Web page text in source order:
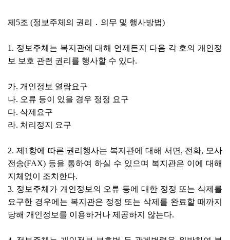
제5조 (정보주체의 권리 ․ 의무 및 행사방법)
1. 정보주체는 복지관에 대해 언제든지 다음 각 호의 개인정
보 보호 관련 권리를 행사할 수 있다.
가. 개인정보 열람요구
나. 오류 등이 있을 경우 정정 요구
다. 삭제요구
라. 처리정지 요구
2. 제1항에 따른 권리행사는 복지관에 대해 서면, 전화, 모사
전송(FAX) 등을 통하여 하실 수 있으며 복지관은 이에 대해
지체없이 조치한다.
3. 정보주체가 개인정보의 오류 등에 대한 정정 또는 삭제를
요구한 경우에는 복지관은 정정 또는 삭제를 완료할 때까지
당해 개인정보를 이용하거나 제공하지 않는다.